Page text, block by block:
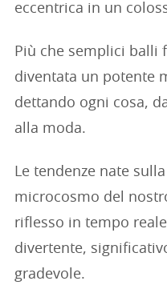
eccentrica in un
Più che semplici balli
diventata un potente
dettando ogni cosa,
alla moda.
Le tendenze nate
microcosmo del
riflesso in tempo
divertente,
gradevole.